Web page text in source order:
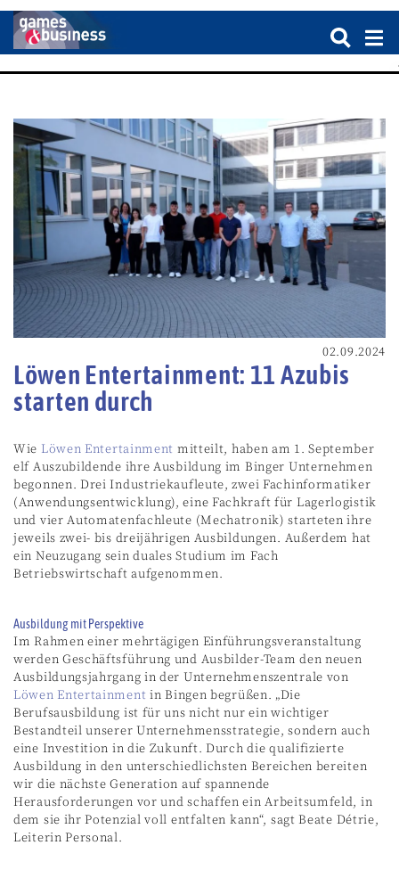
02.09.2024
Löwen Entertainment: 11 Azubis
starten durch
Wie Löwen Entertainment mitteilt, haben am 1. September
elf Auszubildende ihre Ausbildung im Binger Unternehmen
begonnen. Drei Industriekaufleute, zwei Fachinformatiker
(Anwendungsentwicklung), eine Fachkraft für Lagerlogistik
und vier Automatenfachleute (Mechatronik) starteten ihre
jeweils zwei- bis dreijährigen Ausbildungen. Außerdem hat
ein Neuzugang sein duales Studium im Fach
Betriebswirtschaft aufgenommen.
Ausbildung mit Perspektive
Im Rahmen einer mehrtägigen Einführungsveranstaltung
werden Geschäftsführung und Ausbilder-Team den neuen
Ausbildungsjahrgang in der Unternehmenszentrale von
Löwen Entertainment in Bingen begrüßen. „Die
Berufsausbildung ist für uns nicht nur ein wichtiger
Bestandteil unserer Unternehmensstrategie, sondern auch
eine Investition in die Zukunft. Durch die qualifizierte
Ausbildung in den unterschiedlichsten Bereichen bereiten
wir die nächste Generation auf spannende
Herausforderungen vor und schaffen ein Arbeitsumfeld, in
dem sie ihr Potenzial voll entfalten kann“, sagt Beate Détrie,
Leiterin Personal.